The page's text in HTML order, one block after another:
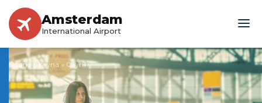
Amsterdam
International Airport
Strona główna » O</h1>